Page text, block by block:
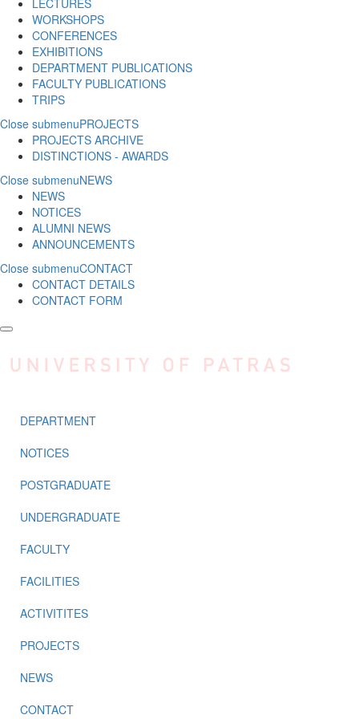
LECTURES
WORKSHOPS
CONFERENCES
EXHIBITIONS
DEPARTMENT PUBLICATIONS
FACULTY PUBLICATIONS
TRIPS
Close submenuPROJECTS
PROJECTS ARCHIVE
DISTINCTIONS - AWARDS
Close submenuNEWS
NEWS
NOTICES
ALUMNI NEWS
ANNOUNCEMENTS
Close submenuCONTACT
CONTACT DETAILS
CONTACT FORM
DEPARTMENT
NOTICES
POSTGRADUATE
UNDERGRADUATE
FACULTY
FACILITIES
ACTIVITITES
PROJECTS
NEWS
CONTACT